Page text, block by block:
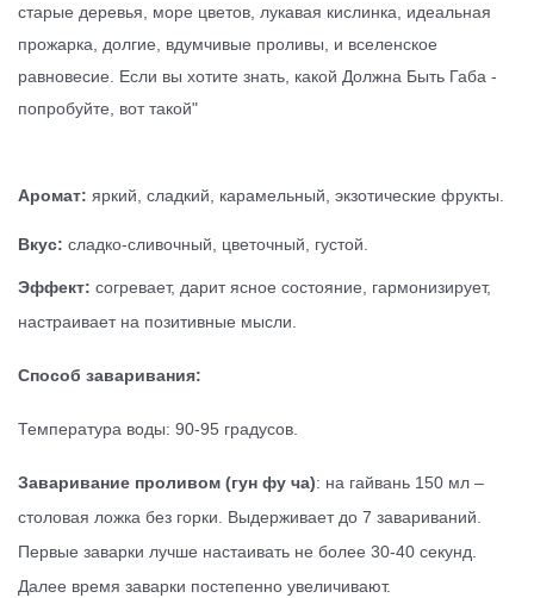
старые деревья, море цветов, лукавая кислинка, идеальная
прожарка, долгие, вдумчивые проливы, и вселенское
равновесие. Если вы хотите знать, какой Должна Быть Габа -
попробуйте, вот такой"
Аромат: яркий, сладкий, карамельный, экзотические фрукты.
Вкус: сладко-сливочный, цветочный, густой.
Эффект: согревает, дарит ясное состояние, гармонизирует,
настраивает на позитивные мысли.
Способ заваривания:
Температура воды: 90-95 градусов.
Заваривание проливом (гун фу ча): на гайвань 150 мл –
столовая ложка без горки. Выдерживает до 7 завариваний.
Первые заварки лучше настаивать не более 30-40 секунд.
Далее время заварки постепенно увеличивают.